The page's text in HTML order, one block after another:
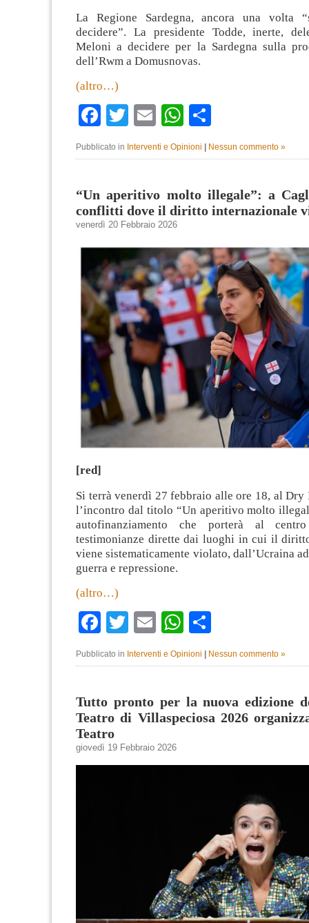
La Regione Sardegna, ancora una volta
decidere”. La presidente Todde, inerte,
Meloni a decidere per la Sardegna sulla
dell’Rwm a Domusnovas.
(altro…)
Facebook
TwitterEmailWhatsApp
Pubblicato in Interventi e Opinioni Nessun commento »
“Un aperitivo molto illegale”: a
conflitti dove il diritto internazionale
venerdì 20 Febbraio 2026
[red]
Si terrà venerdì 27 febbraio alle ore 18, al
l’incontro dal titolo “Un aperitivo molto
autofinanziamento che porterà al
testimonianze dirette dai luoghi in cui il
viene sistematicamente violato, dall’Ucraina
guerra e repressione.
(altro…)
Facebook
TwitterEmailWhatsApp
Pubblicato in Interventi e Opinioni Nessun commento »
Tutto pronto per la nuova edizione
Teatro di Villaspeciosa 2026
Teatro
giovedì 19 Febbraio 2026